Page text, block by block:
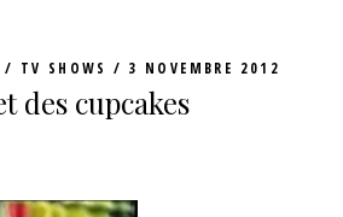
/ TV SHOWS 3 NOVEMBRE 2012
des cupcakes